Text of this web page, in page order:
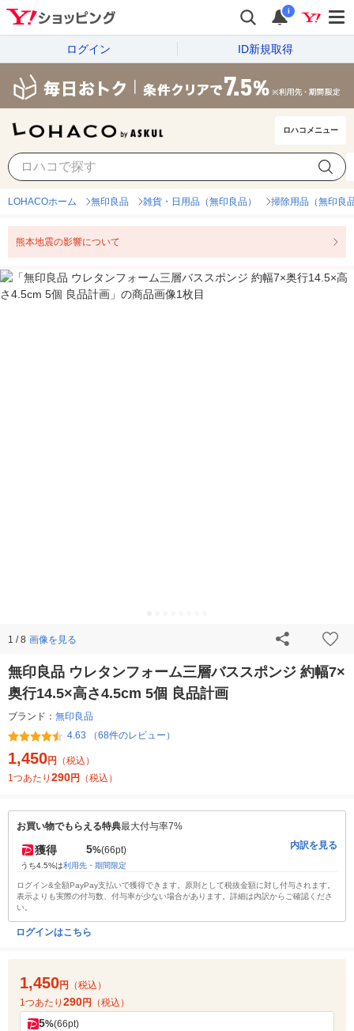
i
ログイン ID新規取得
ロハコメニュー
LOHACOホーム 無印良品 雑貨・日用品（無印良品） 掃除用品（無印良
熊本地震の影響について
1 / 8 画像を見る
無印良品 ウレタンフォーム三層バススポンジ 約幅7×
奥行14.5×高さ4.5cm 5個 良品計画
ブランド： 無印良品
4.63 （68件のレビュー）
1,450円
（税込）
1つあたり 290円 （税込）
お買い物でもらえる特典最大付与率7%
獲得 5%(66pt)
うち4.5%は利用先・期間限定
内訳を見る
ログイン&全額PayPay支払いで獲得できます。原則として税抜金額に対し付与されます。
表示よりも実際の付与数、付与率が少ない場合があります。詳細は内訳からご確認くださ
い。
ログインはこちら
1,450円
（税込）
1つあたり 290円 （税込）
5%(66pt)